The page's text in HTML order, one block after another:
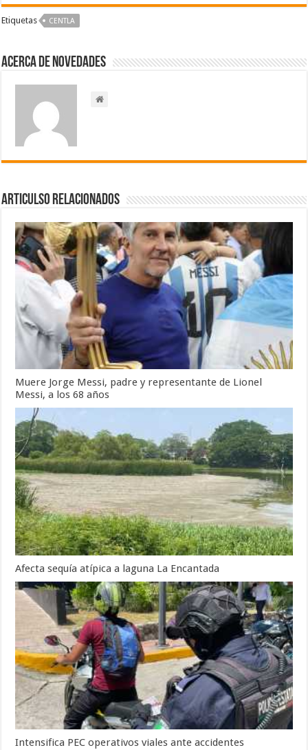
Etiquetas CENTLA
Acerca de NOVEDADES
Articulso Relacionados
Muere Jorge Messi, padre y representante de Lionel
Messi, a los 68 años
Afecta sequía atípica a laguna La Encantada
Intensifica PEC operativos viales ante accidentes